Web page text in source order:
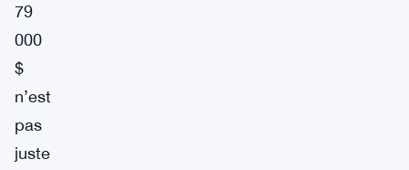
79
000
$
n’est
pas
juste